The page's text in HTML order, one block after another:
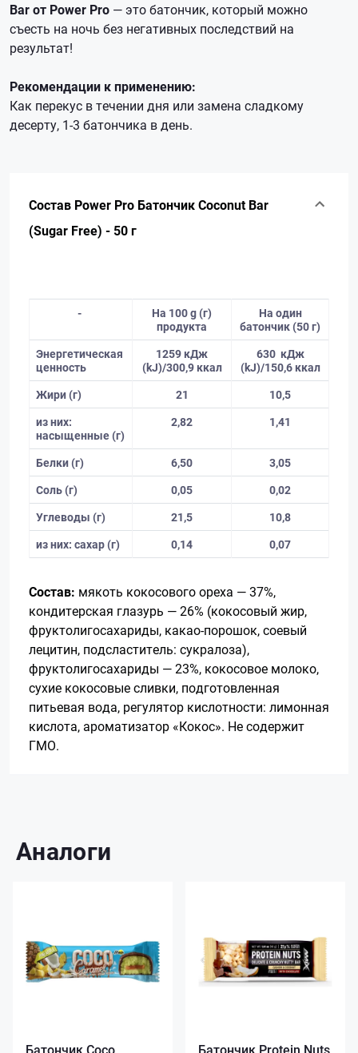
Bar от Power Pro — это батончик, который можно
съесть на ночь без негативных последствий на
результат!
Рекомендации к применению:
Как перекус в течении дня или замена сладкому
десерту, 1-3 батончика в день.
Состав Power Pro Батончик Сoconut Bar
(Sugar Free) - 50 г
-
На 100 g (г)
продукта
На один
батончик (50 г)
Энергетическая
ценность
1259 кДж
(kJ)/300,9 ккал
630 кДж
(kJ)/150,6 ккал
Жири (г)
21
10,5
из них:
насыщенные (г)
2,82 1,41
Белки (г) 6,50
3,05
Соль (г)
0,05
0,02
Углеводы (г)
21,5
10,8
из них: сахар (г)
0,14 0,07
Состав: мякоть кокосового ореха — 37%,
кондитерская глазурь — 26% (кокосовый жир,
фруктолигосахариды, какао-порошок, соевый
лецитин, подсластитель: сукралоза),
фруктолигосахариды — 23%, кокосовое молоко,
сухие кокосовые сливки, подготовленная
питьевая вода, регулятор кислотности: лимонная
кислота, ароматизатор «Кокос». Не содержит
ГМО.
Аналоги
Батончик Coco Батончик Protein Nuts